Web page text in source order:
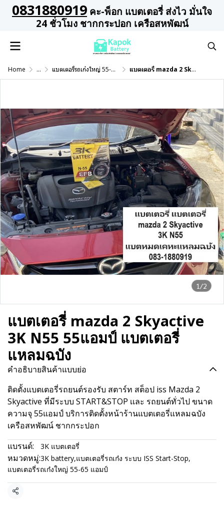
0831880919 คะ-พ็อก แบตเตอรี่ ส่งไว มั่นใจ
24 ชั่วโมง ชากกระปอก เครือสหพัฒน์
Home ... แบตเตอรี่รถเก๋งใหญ่ 55-65 แอมป์ แบตเตอรี่ mazda 2 Skyactive 3K N55 55แอมป์ แบตเตอรี่แหลมฉบัง
1/2
แบตเตอรี่ mazda 2 Skyactive
3K N55 55แอมป์ แบตเตอรี่
แหลมฉบัง
คำอธิบายสินค้าแบบย่อ
ติดตั้งแบตเตอรี่รถยนต์รองรับ สตาร์ท สต็อป iss Mazda 2
Skyactive ที่มีระบบ START&STOP เเละ รถยนต์ทั่วไป ขนาด
ความจุ 55แอมป์ บริการติดตั้งหน้าร้านแบตเตอรี่แหลมฉบัง
เครือสหพัฒน์ ชากกระปอก
แบรนด์:
3K แบตเตอรี่
หมวดหมู่:3K battery,แบตเตอรี่รถเก๋ง ระบบ ISS Start-Stop,
แบตเตอรี่รถเก๋งใหญ่ 55-65 แอมป์
แชร์